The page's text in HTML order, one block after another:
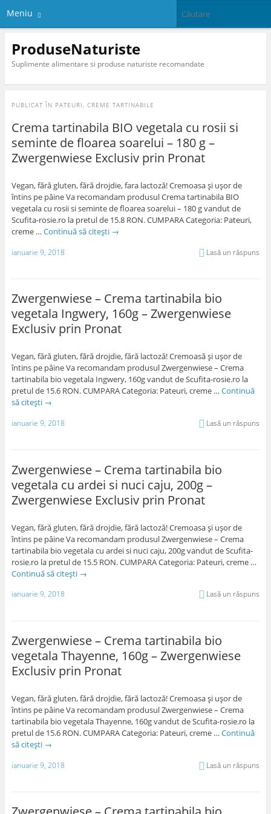
Meniu
ProduseNaturiste
Suplimente alimentare si produse naturiste recomandate
PUBLICAT ÎN PATEURI, CREME TARTINABILE
Crema tartinabila BIO vegetala cu rosii si
seminte de floarea soarelui – 180 g –
Zwergenwiese Exclusiv prin Pronat
Vegan, fără gluten, fără drojdie, fara lactoză! Cremoasa şi uşor de
întins pe pâine Va recomandam produsul Crema tartinabila BIO
vegetala cu rosii si seminte de floarea soarelui – 180 g vandut de
Scufita-rosie.ro la pretul de 15.8 RON. CUMPARA Categoria: Pateuri,
creme … Continuă să citești →
ianuarie 9, 2018 Lasă un răspuns
Zwergenwiese – Crema tartinabila bio
vegetala Ingwery, 160g – Zwergenwiese
Exclusiv prin Pronat
Vegan, fără gluten, fără drojdie, fără lactoză! Cremoasă şi uşor de
întins pe pâine Va recomandam produsul Zwergenwiese – Crema
tartinabila bio vegetala Ingwery, 160g vandut de Scufita-rosie.ro la
pretul de 15.6 RON. CUMPARA Categoria: Pateuri, creme … Continuă
să citești →
ianuarie 9, 2018 Lasă un răspuns
Zwergenwiese – Crema tartinabila bio
vegetala cu ardei si nuci caju, 200g –
Zwergenwiese Exclusiv prin Pronat
Vegan, fără gluten, fără drojdie, fără lactoză! Cremoasa şi uşor de
întins pe pâine Va recomandam produsul Zwergenwiese – Crema
tartinabila bio vegetala cu ardei si nuci caju, 200g vandut de Scufita-
rosie.ro la pretul de 15.5 RON. CUMPARA Categoria: Pateuri, creme …
Continuă să citești →
ianuarie 9, 2018 Lasă un răspuns
Zwergenwiese – Crema tartinabila bio
vegetala Thayenne, 160g – Zwergenwiese
Exclusiv prin Pronat
Vegan, fără gluten, fără drojdie, fără lactoză! Cremoasa şi uşor de
întins pe pâine Va recomandam produsul Zwergenwiese – Crema
tartinabila bio vegetala Thayenne, 160g vandut de Scufita-rosie.ro la
pretul de 15.6 RON. CUMPARA Categoria: Pateuri, creme … Continuă
să citești →
ianuarie 9, 2018 Lasă un răspuns